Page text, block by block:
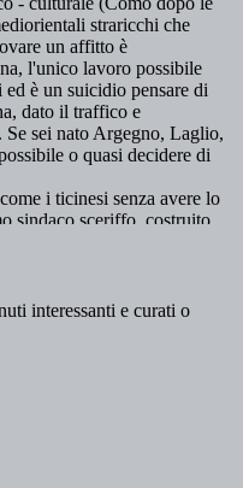
interessanti e curati o